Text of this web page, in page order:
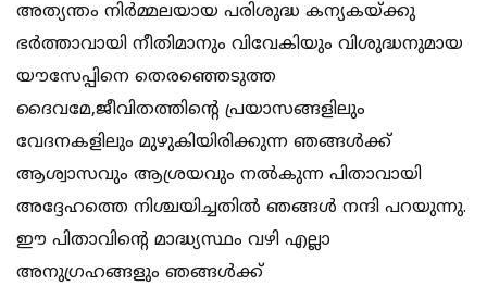
അത്യന്തം നിർമ്മലയായ പരിശുദ്ധ കന്യകയ്ക്കു
ഭർത്താവായി നീതിമാനും വിവേകിയും വിശുദ്ധനുമായ
യൗസേപ്പിനെ തെരഞ്ഞെടുത്ത
ദൈവമേ,ജീവിതത്തിൻ്റെ പ്രയാസങ്ങളിലും
വേദനകളിലും മുഴുകിയിരിക്കുന്ന ഞങ്ങൾക്ക്
ആശ്വാസവും ആശ്രയവും നൽകുന്ന പിതാവായി
അദ്ദേഹത്തെ നിശ്ചയിച്ചതിൽ ഞങ്ങൾ നന്ദി പറയുന്നു.
ഈ പിതാവിൻ്റെ മാദ്ധ്യസ്ഥം വഴി എല്ലാ
അനുഗ്രഹങ്ങളും ഞങ്ങൾക്ക്